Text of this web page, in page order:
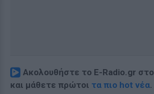
Ακολουθήστε το E-Radio.gr στο
και μάθετε πρώτοι τα πιο hot νέα.